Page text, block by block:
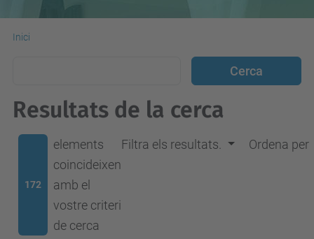
Inici
Resultats de la cerca
172
elements
coincideixen
amb el
vostre criteri
de cerca
Filtra els resultats. Ordena per